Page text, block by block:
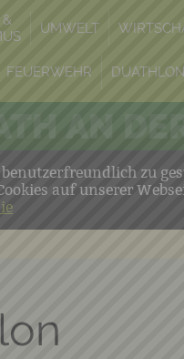
&
UMWELT
FEUERWEHR DUATHLON
AN
zu
auf unserer